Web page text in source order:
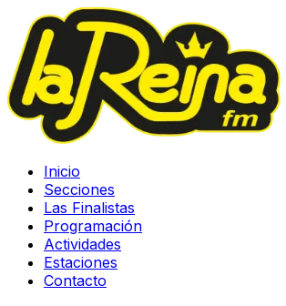
Inicio
Secciones
Las Finalistas
Programación
Actividades
Estaciones
Contacto